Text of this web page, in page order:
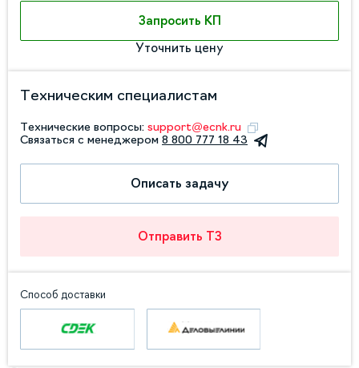
Запросить КП
Уточнить цену
Техническим специалистам
Технические вопросы: support@ecnk.ru
Связаться с менеджером 8 800 777 18 43
Описать задачу
Отправить ТЗ
Способ доставки